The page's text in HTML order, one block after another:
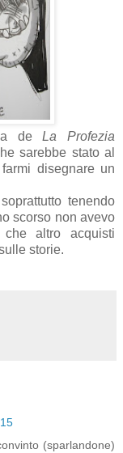
deLa Profezia
sarebbe stato al
disegnare un
tenendo
scorso non avevo
altro acquisti
storie.
(sparlandone)